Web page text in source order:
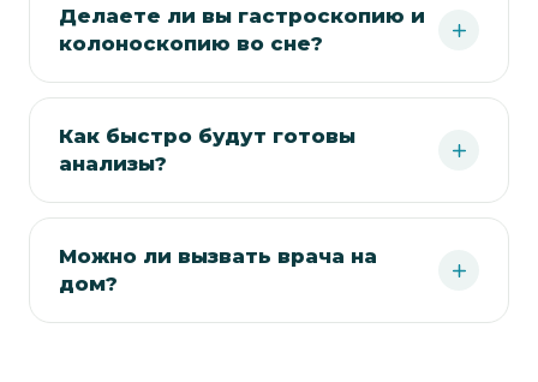
Делаете ли вы гастроскопию и
колоноскопию во сне?
Как быстро будут готовы
анализы?
Можно ли вызвать врача на
дом?